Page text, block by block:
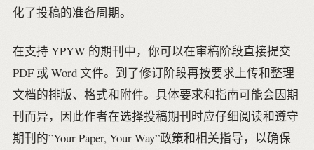
化了投稿的准备周期。
在支持 YPYW 的期刊中，你可以在审稿阶段直接提交
PDF 或 Word 文件。到了修订阶段再按要求上传和整理
文档的排版、格式和附件。具体要求和指南可能会因期
刊而异，因此作者在选择投稿期刊时应仔细阅读和遵守
期刊的”Your Paper, Your Way”政策和相关指导，以确保